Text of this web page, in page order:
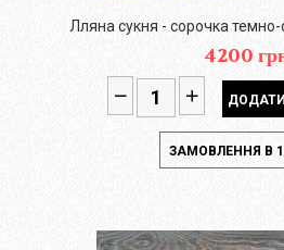
Лляна сукня - сорочка
4200